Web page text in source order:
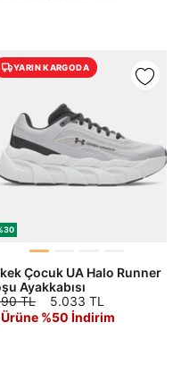
YARIN KARGODA
Çocuk UA Halo Runner
Ayakkabısı
TL
5.033 TL
%50 İndirim